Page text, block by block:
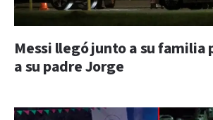
Messi llegó junto a su familia
a su padre Jorge